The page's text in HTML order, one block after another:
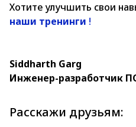
Хотите улучшить свои
наши тренинги !
Siddharth Garg
Инженер-разработчик
Расскажи друзьям: